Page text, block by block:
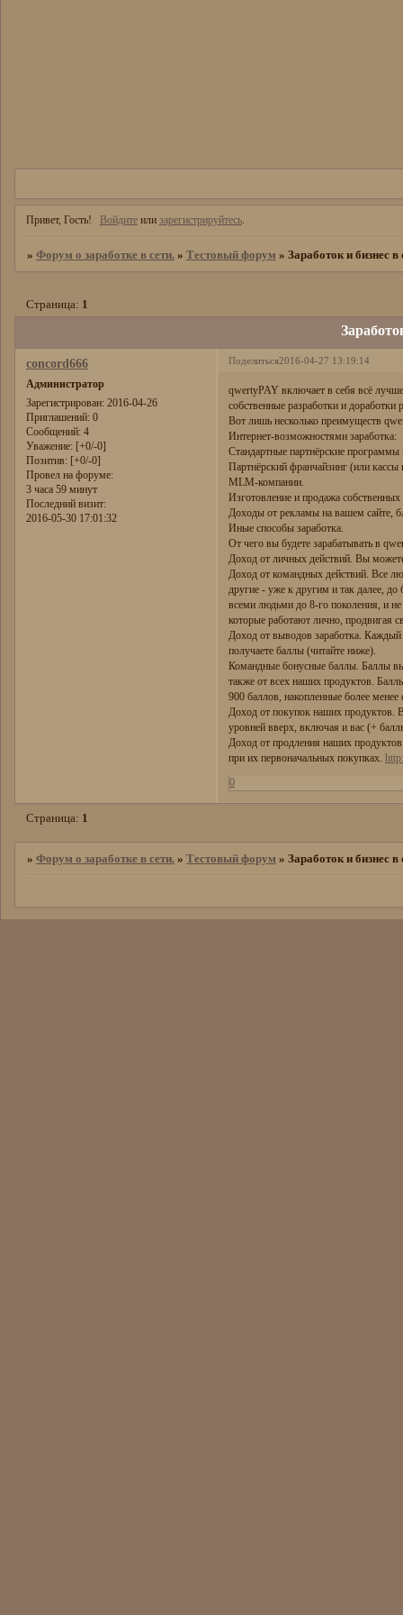
Привет, Гость! Войдитеили зарегистрируйтесь.
» Форум о заработке в сети. » Тестовый форум » Заработок и бизнес
Страница: 1
Поделиться2016-04-27 13:19:14
concord666
Администратор
Зарегистрирован: 2016-04-26
Приглашений:0
Сообщений:4
Уважение: [+0/-0]
Позитив: [+0/-0]
Провел на форуме:
3 часа 59 минут
Последний визит:
2016-05-30 17:01:32
qwertyPAY включает в себя всё
собственные разработки и
Вот лишь несколько преимуществ
Интернет-возможностями заработка:
Стандартные партнёрские
Партнёрский франчайзинг (или
MLM-компании.
Изготовление и продажа собственных
Доходы от рекламы на вашем сайте,
Иные способы заработка.
От чего вы будете зарабатывать в
Доход от личных действий. Вы
Доход от командных действий. Все
другие - уже к другим и так далее, до
всеми людьми до 8-го поколения, и
которые работают лично, продвигая
Доход от выводов заработка.
получаете баллы (читайте ниже).
Командные бонусные баллы. Баллы вы
также от всех наших продуктов.
900 баллов, накопленные более
Доход от покупок наших продуктов.
уровней вверх, включая и вас (+
Доход от продления наших
при их первоначальных покупках.
0
Страница: 1
» Форум о заработке в сети. » Тестовый форум » Заработок и бизнес